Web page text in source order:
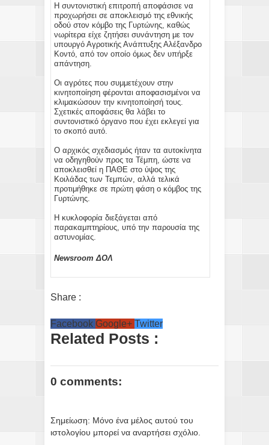
Η συντονιστική επιτροπή αποφάσισε να
προχωρήσει σε αποκλεισμό της εθνικής
οδού στον κόμβο της Γυρτώνης, καθώς
νωρίτερα είχε ζητήσει συνάντηση με τον
υπουργό Αγροτικής Ανάπτυξης Αλέξανδρο
Κοντό, από τον οποίο όμως δεν υπήρξε
απάντηση.
Οι αγρότες που συμμετέχουν στην
κινητοποίηση φέρονται αποφασισμένοι να
κλιμακώσουν την κινητοποίησή τους.
Σχετικές αποφάσεις θα λάβει το
συντονιστικό όργανο που έχει εκλεγεί για
το σκοπό αυτό.
Ο αρχικός σχεδιασμός ήταν τα αυτοκίνητα
να οδηγηθούν προς τα Τέμπη, ώστε να
αποκλεισθεί η ΠΑΘΕ στο ύψος της
Κοιλάδας των Τεμπών, αλλά τελικά
προτιμήθηκε σε πρώτη φάση ο κόμβος της
Γυρτώνης.
Η κυκλοφορία διεξάγεται από
παρακαμπτηρίους, υπό την παρουσία της
αστυνομίας.
Newsroom ΔΟΛ
Share :
Facebook Google+ Twitter
Related Posts :
0 comments:
Σημείωση: Μόνο ένα μέλος αυτού του
ιστολογίου μπορεί να αναρτήσει σχόλιο.